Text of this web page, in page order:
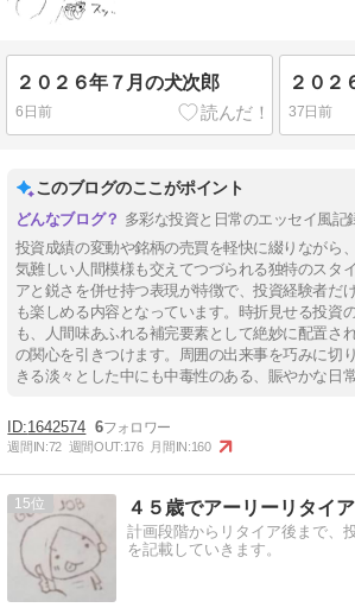
２０２６年７月の犬次郎
6日前
２０２
37日前
このブログのここがポイント
多彩な投資と日常のエッセイ風記
投資成績の変動や銘柄の売買を軽快に綴りながら
気難しい人間模様も交えてつづられる独特のスタ
アと鋭さを併せ持つ表現が特徴で、投資経験者だ
も楽しめる内容となっています。時折見せる投資
も、人間味あふれる補完要素として絶妙に配置さ
の関心を引きつけます。周囲の出来事を巧みに切
きる淡々とした中にも中毒性のある、賑やかな日
1642574 6
週間IN:72 週間OUT:176 月間IN:160
15 ４５歳でアーリーリタイ
計画段階からリタイア後まで、
を記載していきます。